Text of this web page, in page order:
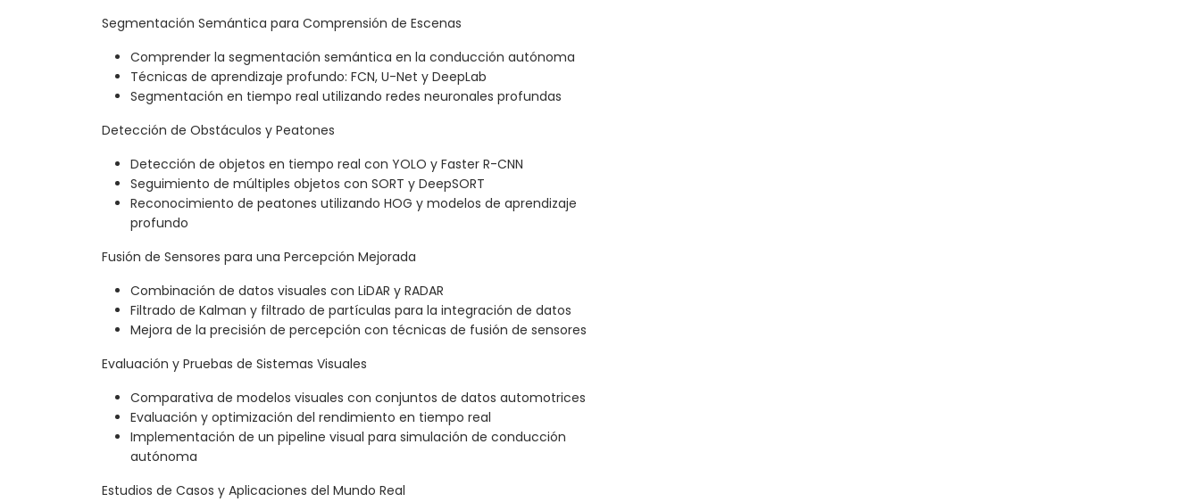
Segmentación Semántica para Comprensión de Escenas
Comprender la segmentación semántica en la conducción autónoma
Técnicas de aprendizaje profundo: FCN, U-Net y DeepLab
Segmentación en tiempo real utilizando redes neuronales profundas
Detección de Obstáculos y Peatones
Detección de objetos en tiempo real con YOLO y Faster R-CNN
Seguimiento de múltiples objetos con SORT y DeepSORT
Reconocimiento de peatones utilizando HOG y modelos de aprendizaje
profundo
Fusión de Sensores para una Percepción Mejorada
Combinación de datos visuales con LiDAR y RADAR
Filtrado de Kalman y filtrado de partículas para la integración de datos
Mejora de la precisión de percepción con técnicas de fusión de sensores
Evaluación y Pruebas de Sistemas Visuales
Comparativa de modelos visuales con conjuntos de datos automotrices
Evaluación y optimización del rendimiento en tiempo real
Implementación de un pipeline visual para simulación de conducción
autónoma
Estudios de Casos y Aplicaciones del Mundo Real